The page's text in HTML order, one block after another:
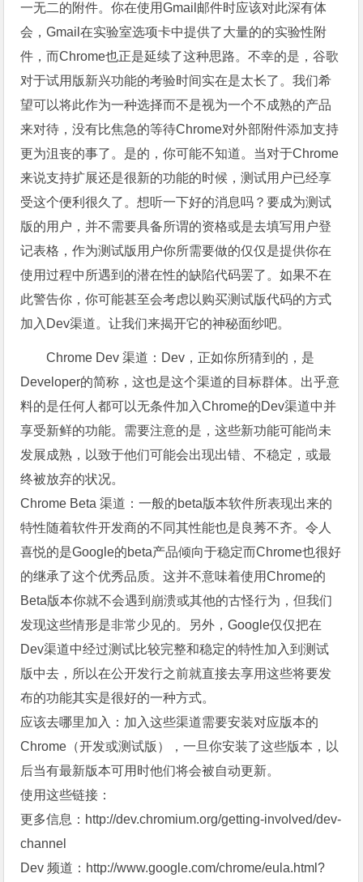
一无二的附件。你在使用Gmail邮件时应该对此深有体
会，Gmail在实验室选项卡中提供了大量的的实验性附
件，而Chrome也正是延续了这种思路。不幸的是，谷歌
对于试用版新兴功能的考验时间实在是太长了。我们希
望可以将此作为一种选择而不是视为一个不成熟的产品
来对待，没有比焦急的等待Chrome对外部附件添加支持
更为沮丧的事了。是的，你可能不知道。当对于Chrome
来说支持扩展还是很新的功能的时候，测试用户已经享
受这个便利很久了。想听一下好的消息吗？要成为测试
版的用户，并不需要具备所谓的资格或是去填写用户登
记表格，作为测试版用户你所需要做的仅仅是提供你在
使用过程中所遇到的潜在性的缺陷代码罢了。如果不在
此警告你，你可能甚至会考虑以购买测试版代码的方式
加入Dev渠道。让我们来揭开它的神秘面纱吧。
Chrome Dev 渠道：Dev，正如你所猜到的，是
Developer的简称，这也是这个渠道的目标群体。出乎意
料的是任何人都可以无条件加入Chrome的Dev渠道中并
享受新鲜的功能。需要注意的是，这些新功能可能尚未
发展成熟，以致于他们可能会出现出错、不稳定，或最
终被放弃的状况。
Chrome Beta 渠道：一般的beta版本软件所表现出来的
特性随着软件开发商的不同其性能也是良莠不齐。令人
喜悦的是Google的beta产品倾向于稳定而Chrome也很好
的继承了这个优秀品质。这并不意味着使用Chrome的
Beta版本你就不会遇到崩溃或其他的古怪行为，但我们
发现这些情形是非常少见的。另外，Google仅仅把在
Dev渠道中经过测试比较完整和稳定的特性加入到测试
版中去，所以在公开发行之前就直接去享用这些将要发
布的功能其实是很好的一种方式。
应该去哪里加入：加入这些渠道需要安装对应版本的
Chrome（开发或测试版），一旦你安装了这些版本，以
后当有最新版本可用时他们将会被自动更新。
使用这些链接：
更多信息：http://dev.chromium.org/getting-involved/dev-
channel
Dev 频道：http://www.google.com/chrome/eula.html?